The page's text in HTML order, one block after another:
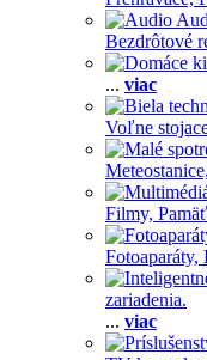
Bezdrôtové
... viac
Voľne
Filmy,
Fotoaparáty,
zariadenia.
... viac